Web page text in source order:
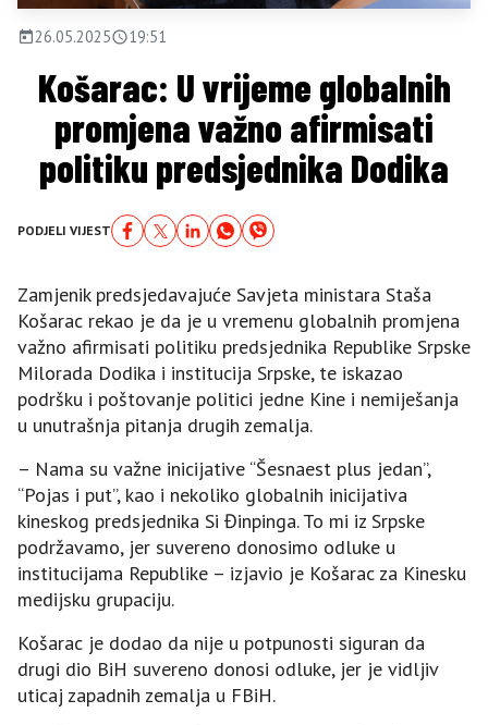
26.05.2025 19:51
Košarac: U vrijeme globalnih
promjena važno afirmisati
politiku predsjednika Dodika
PODJELI VIJEST
Zamjenik predsjedavajuće Savjeta ministara Staša
Košarac rekao je da je u vremenu globalnih promjena
važno afirmisati politiku predsjednika Republike Srpske
Milorada Dodika i institucija Srpske, te iskazao
podršku i poštovanje politici jedne Kine i nemiješanja
u unutrašnja pitanja drugih zemalja.
– Nama su važne inicijative “Šesnaest plus jedan”,
“Pojas i put”, kao i nekoliko globalnih inicijativa
kineskog predsjednika Si Đinpinga. To mi iz Srpske
podržavamo, jer suvereno donosimo odluke u
institucijama Republike – izjavio je Košarac za Kinesku
medijsku grupaciju.
Košarac je dodao da nije u potpunosti siguran da
drugi dio BiH suvereno donosi odluke, jer je vidljiv
uticaj zapadnih zemalja u FBiH.